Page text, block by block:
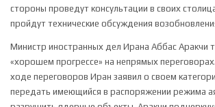
стороны проведут консультации в своих
пройдут технические обсуждения
Министр иностранных дел Ирана Аббас Аракчи
«хорошем прогрессе» на непрямых
ходе переговоров Иран заявил о своем
передать имеющийся в распоряжении режима